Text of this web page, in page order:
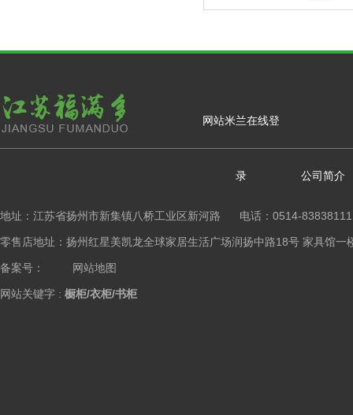
网站米兰在线登
录 公司简介
地址：江苏省扬州市新集镇八桥工业区新河路 电话：0514-
零售店地址：扬州红星美凯龙全球家居生活广场润扬中路18号 家具
备案号： 网站地图
网站关键字 : 橱柜/衣柜/书柜